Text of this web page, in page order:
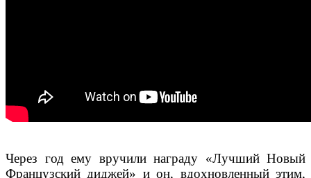
Через год ему вручили награду «Лучший Новый
Французский диджей» и он, вдохновленный этим,